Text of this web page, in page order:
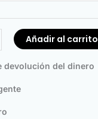
Añadir al carrito
devolución del dinero